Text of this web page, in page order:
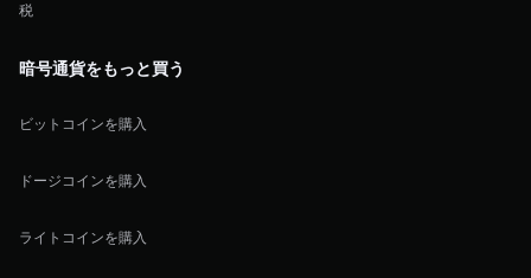
税
暗号通貨をもっと買う
ビットコインを購入
ドージコインを購入
ライトコインを購入